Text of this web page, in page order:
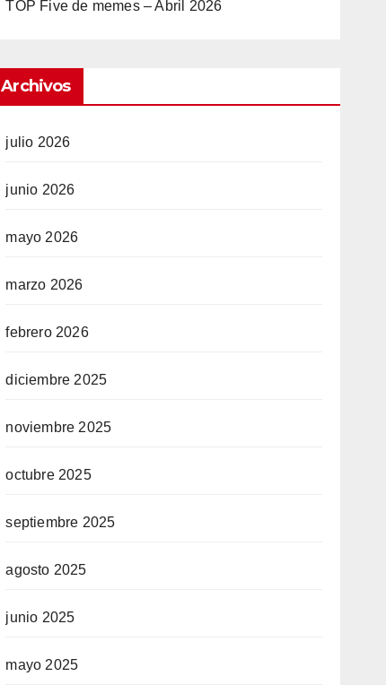
TOP Five de memes – Abril 2026
Archivos
julio 2026
junio 2026
mayo 2026
marzo 2026
febrero 2026
diciembre 2025
noviembre 2025
octubre 2025
septiembre 2025
agosto 2025
junio 2025
mayo 2025